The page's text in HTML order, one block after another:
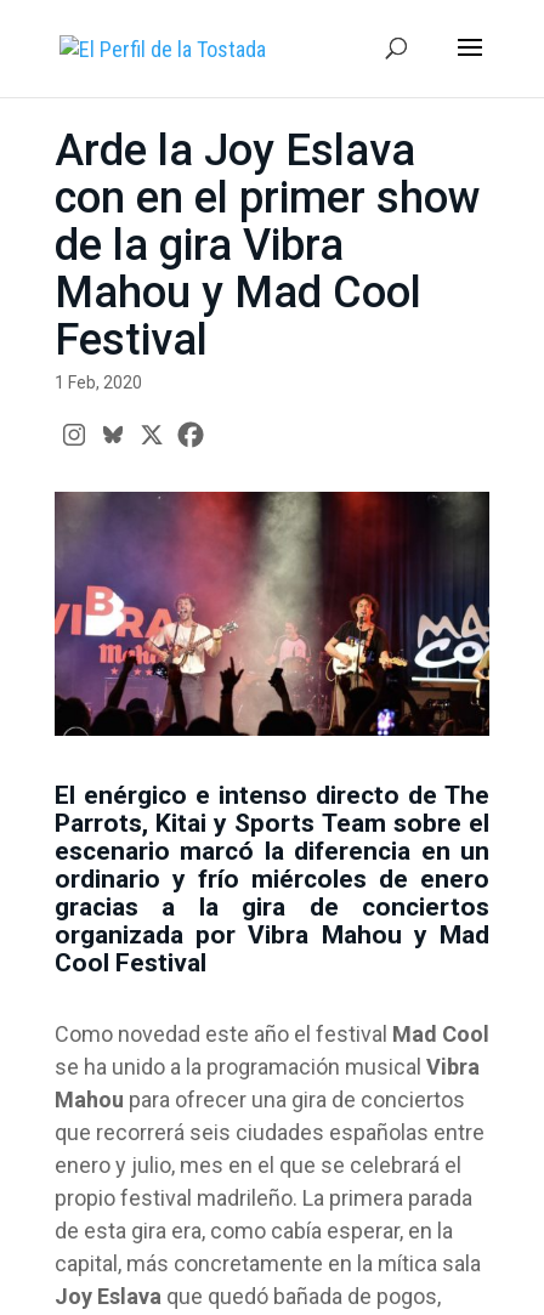
Arde la Joy Eslava
con en el primer show
de la gira Vibra
Mahou y Mad Cool
Festival
1 Feb, 2020
El enérgico e intenso directo de The
Parrots, Kitai y Sports Team sobre el
escenario marcó la diferencia en un
ordinario y frío miércoles de enero
gracias a la gira de conciertos
organizada por Vibra Mahou y Mad
Cool Festival
Como novedad este año el festival Mad Cool
se ha unido a la programación musical Vibra
Mahou para ofrecer una gira de conciertos
que recorrerá seis ciudades españolas entre
enero y julio, mes en el que se celebrará el
propio festival madrileño. La primera parada
de esta gira era, como cabía esperar, en la
capital, más concretamente en la mítica sala
Joy Eslavaque quedó bañada de pogos,